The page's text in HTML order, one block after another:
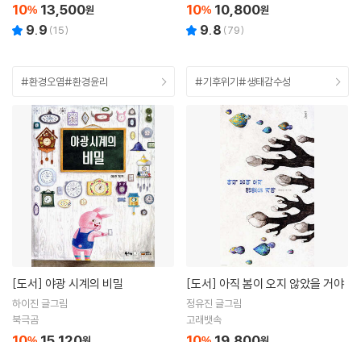
10% 13,500원
9.9 (15)
10% 10,800원
9.8 (79)
#환경오염#환경윤리
[도서] 야광 시계의 비밀
하이진 글그림
북극곰
#기후위기#생태감수성
[도서] 아직 봄이 오지 않았을 거야
정유진 글그림
고래뱃속